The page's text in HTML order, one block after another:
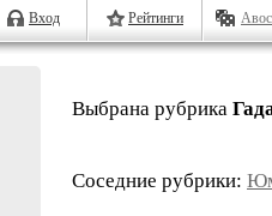
Вход Рейтинги
Выбрана рубрика
Соседние рубрики: